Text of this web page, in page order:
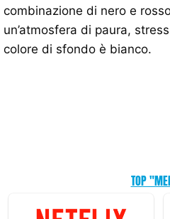
combinazione di nero e
un’atmosfera di paura,
colore di sfondo è bianco.
TOP